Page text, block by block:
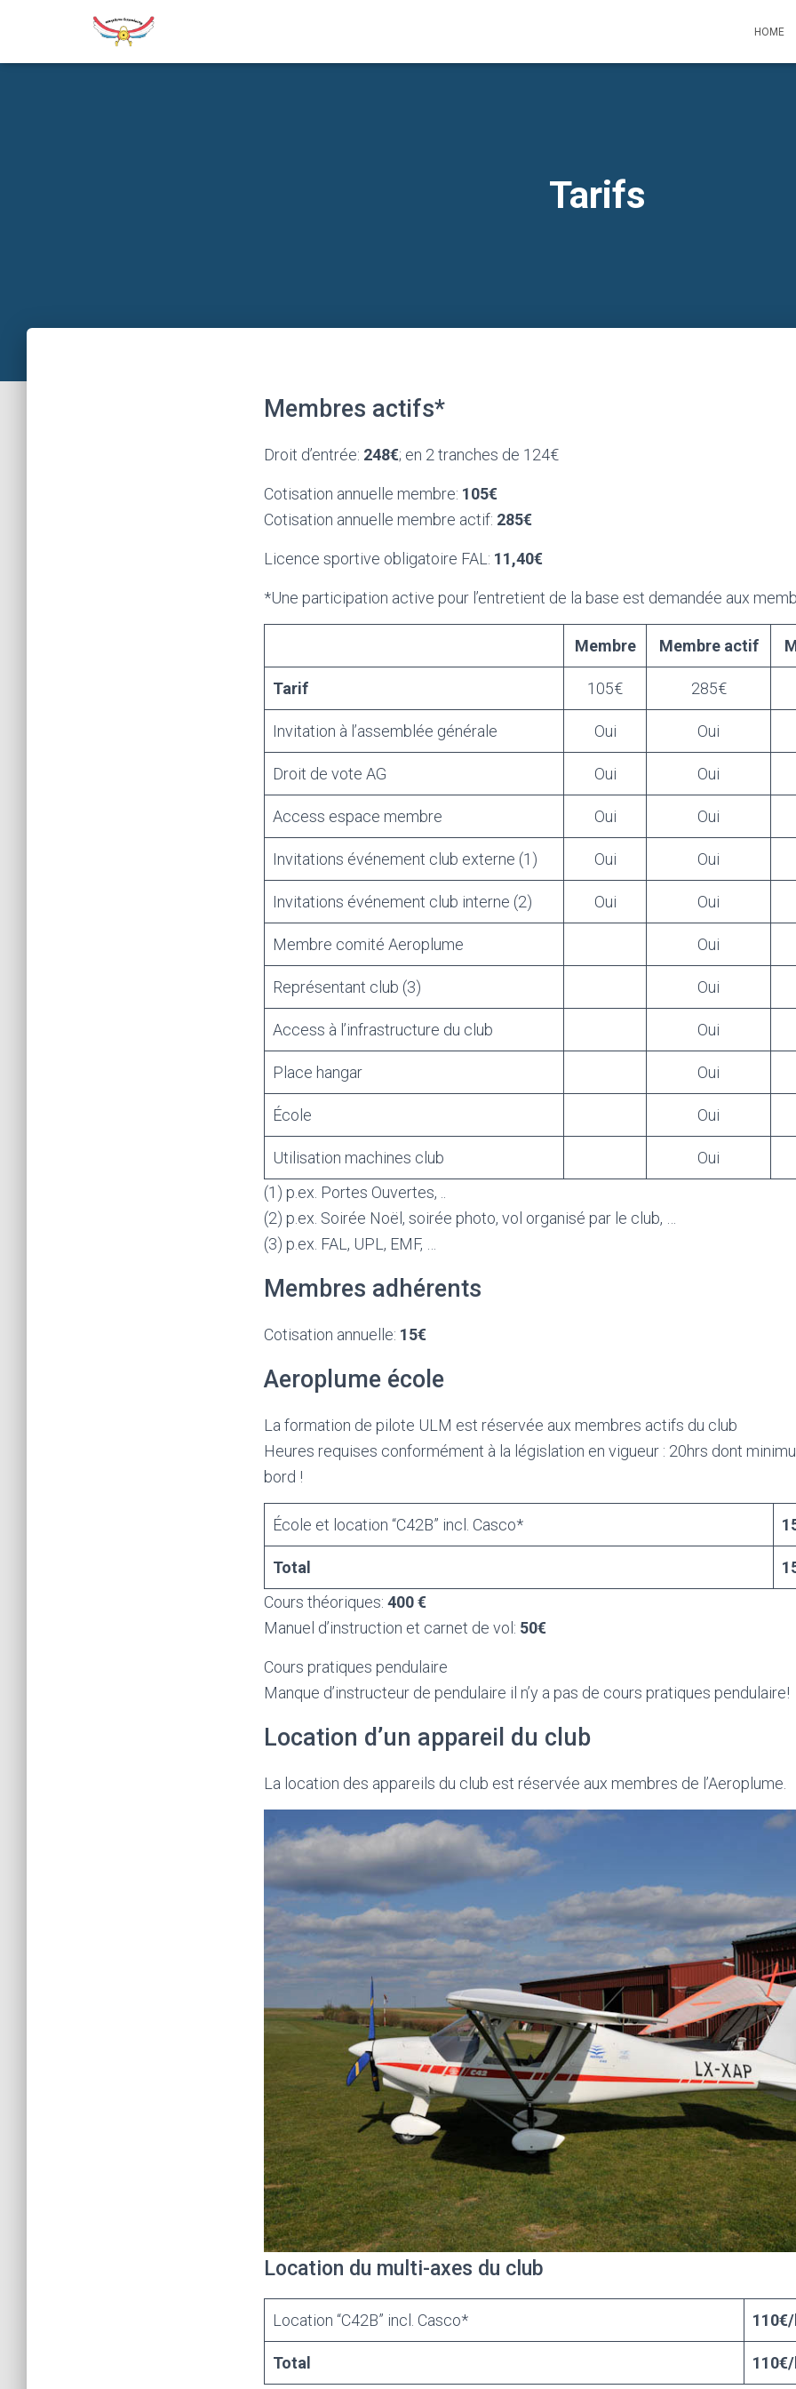
HOME
Tarifs
Membres actifs*
Droit d’entrée: 248€; en 2 tranches de 124€
Cotisation annuelle membre: 105€
Cotisation annuelle membre actif: 285€
Licence sportive obligatoire FAL: 11,40€
*Une participation active pour l’entretient de la base est demandée aux
Membre Membre actif
Tarif 105€ 285€
Invitation à l’assemblée générale Oui Oui
Droit de vote AG Oui Oui
Access espace membre Oui Oui
Invitations événement club externe (1) Oui Oui
Invitations événement club interne (2) Oui Oui
Membre comité Aeroplume Oui
Représentant club (3) Oui
Access à l’infrastructure du club Oui
Place hangar Oui
École Oui
Utilisation machines club
Oui
(1) p.ex. Portes Ouvertes, ..
(2) p.ex. Soirée Noël, soirée photo, vol organisé par le club, …
(3) p.ex. FAL, UPL, EMF, …
Membres adhérents
Cotisation annuelle: 15€
Aeroplume école
La formation de pilote ULM est réservée aux membres actifs du club
Heures requises conformément à la législation en vigueur : 20hrs dont
bord !
École et location “C42B” incl. Casco*
Total
Cours théoriques: 400 €
Manuel d’instruction et carnet de vol: 50€
Cours pratiques pendulaire
Manque d’instructeur de pendulaire il n’y a pas de cours pratiques pendulaire!
Location d’un appareil du club
La location des appareils du club est réservée aux membres de l’Aeroplume.
Location du multi-axes du club
Location “C42B” incl. Casco*
Total